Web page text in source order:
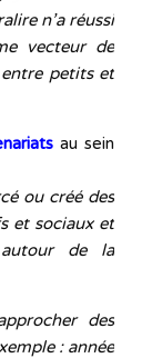
n’a réussi
vecteur de
petits et
au sein
ou créé des
et sociaux et
de la
des
: année